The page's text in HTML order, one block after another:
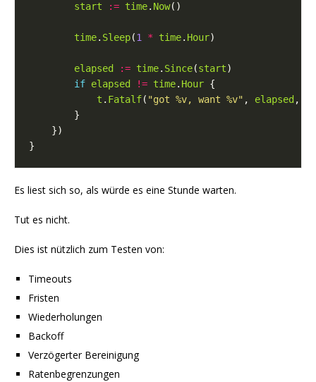
start
:= time. Now
time. Sleep(1 * time. Hour
elapsed := time. Since(start
if elapsed != time. Hour
t . Fatalf( "got %v, want %v" , elapsed ,
Es liest sich so, als würde es eine Stunde warten.
Tut es nicht.
Dies ist nützlich zum Testen von:
Timeouts
Fristen
Wiederholungen
Backoff
Verzögerter Bereinigung
Ratenbegrenzungen